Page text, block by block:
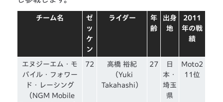
チーム名
ゼ
ッ
ケ
ン
ライダー
年
齢
出身
地
2011
年の戦
績
エヌジーエム・モ
バイル・フォワー
ド・レーシング
（NGM Mobile
72
高橋 裕紀
（Yuki
Takahashi）
27
日
本・
埼玉
県
Moto2
11位